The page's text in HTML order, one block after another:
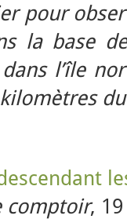
pour
la base
l’île
comptoir,